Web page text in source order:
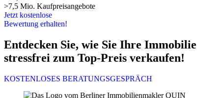
>7,5 Mio. Kaufpreisangebote
Jetzt kostenlose
Bewertung erhalten!
Entdecken Sie, wie Sie Ihre Immobilie
stressfrei zum Top-Preis verkaufen!
KOSTENLOSES BERATUNGSGESPRÄCH